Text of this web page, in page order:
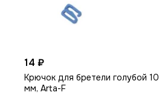
14 ₽
Крючок для бретели голубой 10
мм, Arta-F